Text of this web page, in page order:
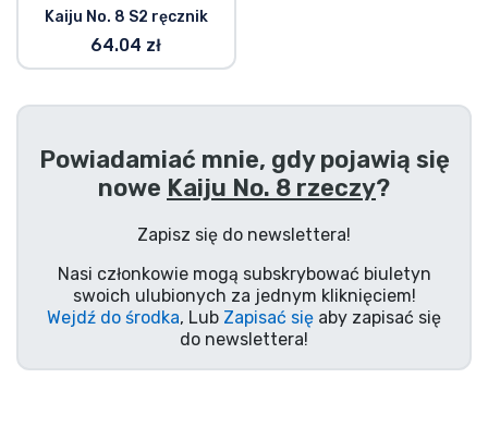
Kaiju No. 8 S2 ręcznik
64.04 zł
Powiadamiać mnie, gdy pojawią się
nowe Kaiju No. 8 rzeczy?
Zapisz się do newslettera!
Nasi członkowie mogą subskrybować biuletyn
swoich ulubionych za jednym kliknięciem!
Wejdź do środka, Lub Zapisać się aby zapisać się
do newslettera!
Rzeczy dla graczy
Rzeczy muzyczne
Marki